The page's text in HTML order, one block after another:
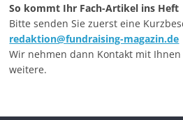
So kommt Ihr Fach-Artikel ins Heft
Bitte senden Sie zuerst eine
redaktion@fundraising-magazin.de
Wir nehmen dann Kontakt mit
weitere.